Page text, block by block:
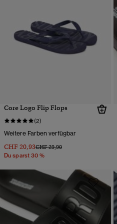
Core Logo Flip Flops
(2)
Weitere Farben verfügbar
CHF 20,93Preis wurde reduziert von
CHF 29,90bis
Du sparst 30 %